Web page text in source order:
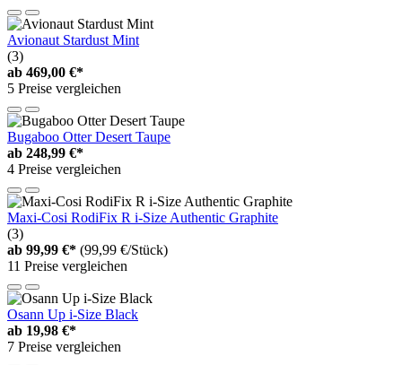
Avionaut Stardust Mint
(3)
ab 469,00 €*
5 Preise vergleichen
Bugaboo Otter Desert Taupe
ab 248,99 €*
4 Preise vergleichen
Maxi-Cosi RodiFix R i-Size Authentic Graphite
(3)
ab 99,99 €* (99,99 €/Stück)
11 Preise vergleichen
Osann Up i-Size Black
ab 19,98 €*
7 Preise vergleichen